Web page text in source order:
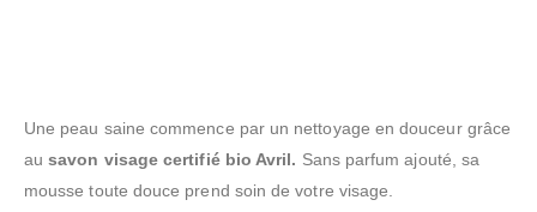
Une peau saine commence par un nettoyage en douceur grâce
ausavon visage certifié bio Avril. Sans parfum ajouté, sa
mousse toute douce prend soin de votre visage.